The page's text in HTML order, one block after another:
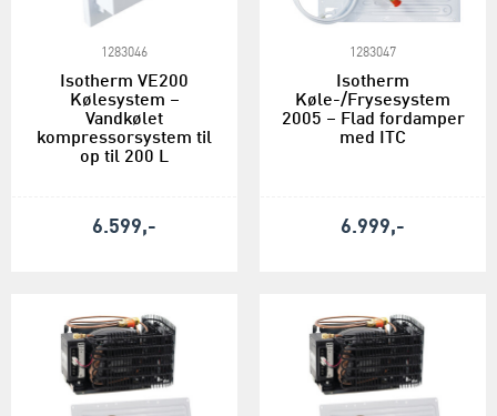
1283046
Isotherm VE200
Kølesystem –
Vandkølet
kompressorsystem til
op til 200 L
6.599,-
1283047
Isotherm
Køle-/Frysesystem
2005 – Flad fordamper
med ITC
6.999,-